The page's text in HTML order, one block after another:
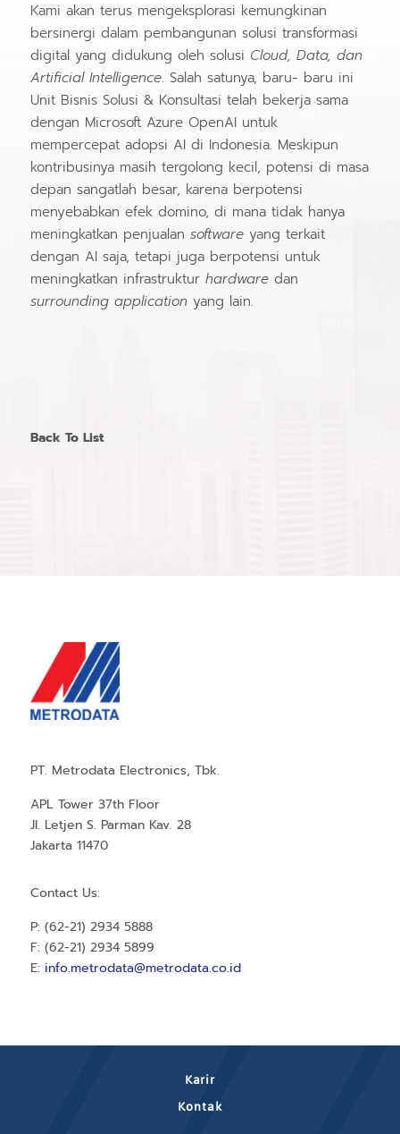
Kami akan terus mengeksplorasi kemungkinan
bersinergi dalam pembangunan solusi transformasi
digital yang didukung oleh solusi Cloud, Data, dan
Artificial Intelligence. Salah satunya, baru‐ baru ini
Unit Bisnis Solusi & Konsultasi telah bekerja sama
dengan Microsoft Azure OpenAI untuk
mempercepat adopsi AI di Indonesia. Meskipun
kontribusinya masih tergolong kecil, potensi di masa
depan sangatlah besar, karena berpotensi
menyebabkan efek domino, di mana tidak hanya
meningkatkan penjualan software yang terkait
dengan AI saja, tetapi juga berpotensi untuk
meningkatkan infrastruktur hardware dan
surrounding application yang lain.
Back To List
PT. Metrodata Electronics, Tbk.
APL Tower 37th Floor
Jl. Letjen S. Parman Kav. 28
Jakarta 11470
Contact Us:
P: (62-21) 2934 5888
F: (62-21) 2934 5899
E: info.metrodata@metrodata.co.id
Karir
Kontak